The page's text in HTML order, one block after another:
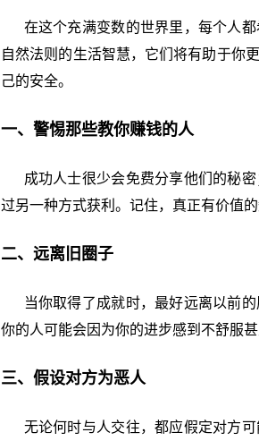
在这个充满变数的世界里，每个人都
自然法则的生活智慧，它们将有助于你
己的安全。
一、警惕那些教你赚钱的人
成功人士很少会免费分享他们的秘密
过另一种方式获利。记住，真正有价值
二、远离旧圈子
当你取得了成就时，最好远离以前的
你的人可能会因为你的进步感到不舒服甚
三、假设对方为恶人
无论何时与人交往，都应假定对方可